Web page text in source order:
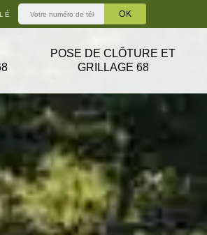
POSE DE CLÔTURE ET
GRILLAGE 68